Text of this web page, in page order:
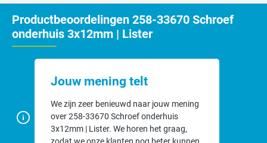
Productbeoordelingen 258-33670 Schroef
onderhuis 3x12mm | Lister
Jouw mening telt
We zijn zeer benieuwd naar jouw mening
over 258-33670 Schroef onderhuis
3x12mm | Lister. We horen het graag,